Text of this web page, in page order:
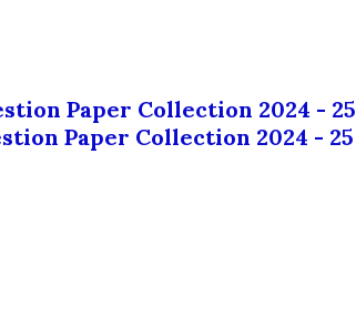
Paper Collection 2024 - 25
Paper Collection 2024 - 25